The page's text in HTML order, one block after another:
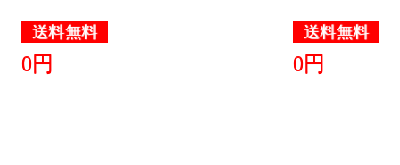
送料無料
0円
送料無料
0円